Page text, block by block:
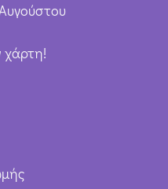
χάρτη!